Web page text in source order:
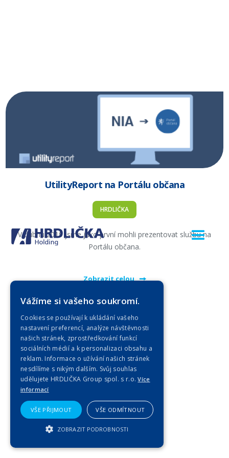
UtilityReport na Portálu občana
HRDLIČKA
V dubnu 2019 jsme jako první mohli prezentovat službu na
Portálu občana.
Zobrazit celou
Vážíme si vašeho soukromí.
Cookies se používají k ukládání vašeho
nastavení preferencí, analýze návštěvnosti
našich stránek, zprostředkování funkcí
sociálních médií a k personalizaci obsahu a
reklam. Informace o užívání našich stránek
nesdílíme s nikým dalším. Svůj souhlas
udělujete HRDLIČKA Group spol. s r.o.Více
informací
VŠE PŘIJMOUT VŠE ODMÍTNOUT
ZOBRAZIT PODROBNOSTI
NEZBYTNĚ NUTNÉ SOUBORY